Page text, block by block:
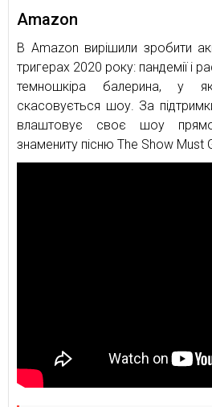
Amazon
В Amazon вирішили зробити
тригерах 2020 року: пандемії і
темношкіра балерина, у
скасовується шоу. За
влаштовує своє шоу
знамениту пісню The Show Must